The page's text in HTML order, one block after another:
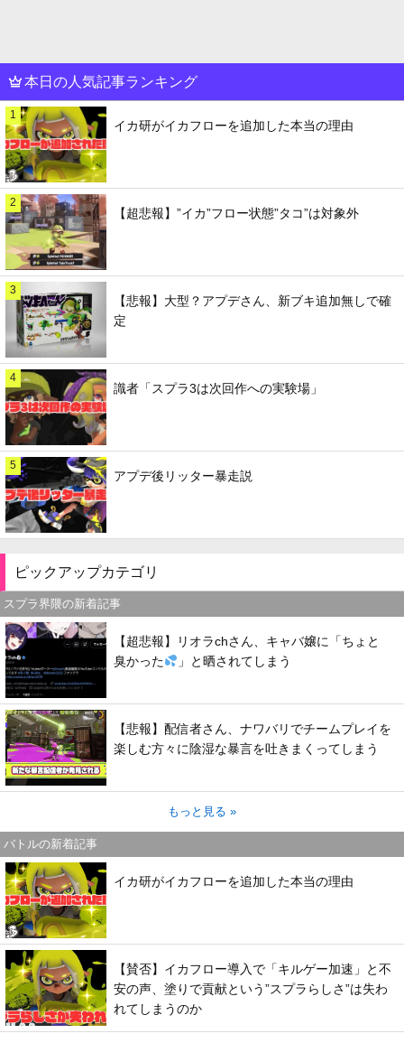
本日の人気記事ランキング
1
イカ研がイカフローを追加した本当の理由
2
【超悲報】”イカ”フロー状態”タコ”は対象外
3
【悲報】大型？アプデさん、新ブキ追加無しで確
定
4
識者「スプラ3は次回作への実験場」
5
アプデ後リッター暴走説
ピックアップカテゴリ
スプラ界隈の新着記事
【超悲報】リオラchさん、キャバ嬢に「ちょと
臭かった
」と晒されてしまう
【悲報】配信者さん、ナワバリでチームプレイを
楽しむ方々に陰湿な暴言を吐きまくってしまう
もっと見る »
バトルの新着記事
イカ研がイカフローを追加した本当の理由
【賛否】イカフロー導入で「キルゲー加速」と不
安の声、塗りで貢献という”スプラらしさ”は失わ
れてしまうのか